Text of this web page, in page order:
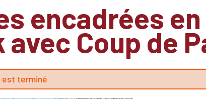
encadrées
avec Coup de
est terminé